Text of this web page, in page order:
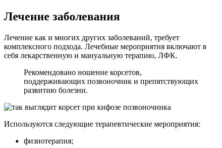
Лечение заболевания
Лечение как и многих других заболеваний, требует
комплексного подхода. Лечебные мероприятия включают в
себя лекарственную и мануальную терапию, ЛФК.
Рекомендовано ношение корсетов,
поддерживающих позвоночник и препятствующих
развитию болезни.
Используются следующие терапевтические мероприятия:
физиотерапия;